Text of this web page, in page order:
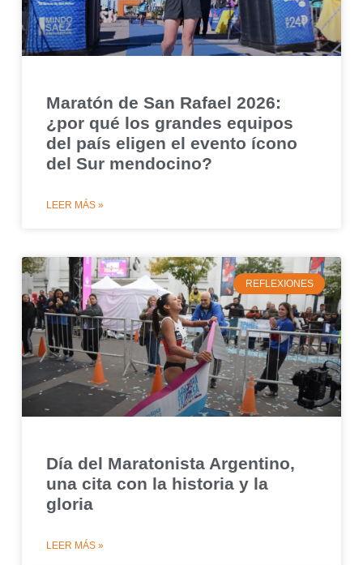
Maratón de San Rafael 2026:
¿por qué los grandes equipos
del país eligen el evento ícono
del Sur mendocino?
LEER MÁS »
REFLEXIONES
Día del Maratonista Argentino,
una cita con la historia y la
gloria
LEER MÁS »